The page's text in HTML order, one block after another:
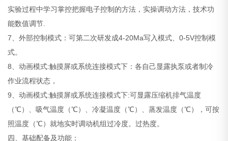
实验过程中学习掌控把握电子控制的方法，实操调动方法，技术功
能数值调节.
7、外部控制模式：可第二次研发成4-20Ma写入模式、0-5V控制模
式。
8、动画模式:触摸屏或系统连接模式下：各自己显露执泵或者制冷
作业流程状态，
9、动画模式:触摸屏或系统连接模式下:可显露压缩机排气温度
（℃）、吸气温度（℃）、冷凝温度（℃）、蒸发温度（℃），可按
照温度（℃）就地实时调动机组过冷度。过热度。
四、基础配备及功能：